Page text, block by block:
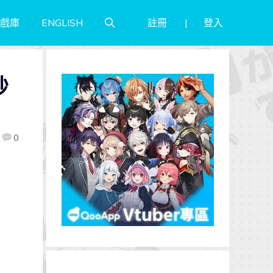
庫 ENGLISH 註冊 登入
0